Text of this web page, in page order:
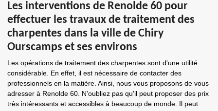
Les interventions de Renolde 60 pour
effectuer les travaux de traitement des
charpentes dans la ville de Chiry
Ourscamps et ses environs
Les opérations de traitement des charpentes sont d'une utilité
considérable. En effet, il est nécessaire de contacter des
professionnels en la matière. Ainsi, nous vous proposons de vous
adresser à Renolde 60. N'oubliez pas qu'il peut proposer des prix
très intéressants et accessibles à beaucoup de monde. Il peut